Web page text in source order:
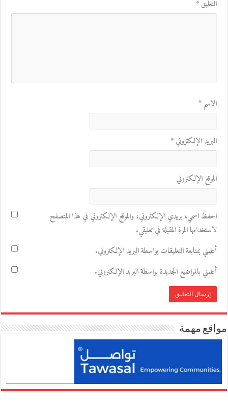
التعليق*
الاسم*
البريد الإلكتروني*
الموقع الإلكتروني
احفظ اسمي، بريدي الإلكتروني، والموقع الإلكتروني في هذا المتصفح
لاستخدامها المرة المقبلة في تعليقي.
أعلمني بمتابعة التعليقات بواسطة البريد الإلكتروني.
أعلمني بالمواضيع الجديدة بواسطة البريد الإلكتروني.
مواقع مهمة